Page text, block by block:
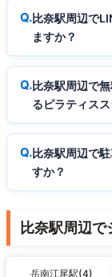
比奈駅周辺で
ますか？
比奈駅周辺で
るピラティス
比奈駅周辺で
すか？
比奈駅周辺
岳南江尾駅(4)